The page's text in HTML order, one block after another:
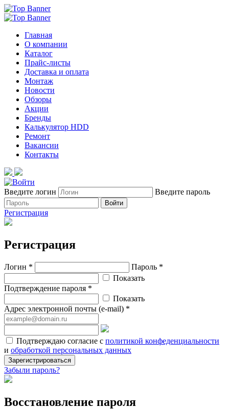
Главная
О компании
Каталог
Прайс-листы
Доставка и оплата
Монтаж
Новости
Обзоры
Акции
Бренды
Калькулятор HDD
Ремонт
Вакансии
Контакты
Введите логин Введите пароль
Войти
Регистрация
Регистрация
Логин *
Пароль *
Показать
Подтверждение пароля *
Показать
Адрес электронной почты (e-mail) *
Подтверждаю согласие с политикой конфеденциальности
и обработкой персональных данных
Зарегистрироваться
Забыли пароль?
Восстановление пароля